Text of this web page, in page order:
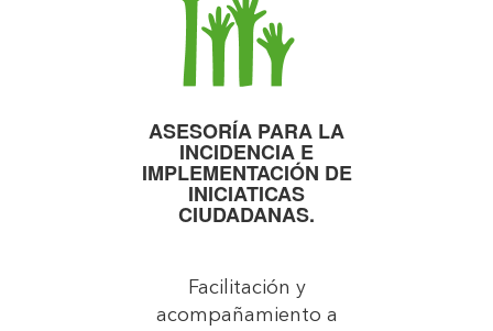
ASESORÍA PARA LA
INCIDENCIA E
IMPLEMENTACIÓN DE
INICIATICAS
CIUDADANAS.
Facilitación y
acompañamiento a